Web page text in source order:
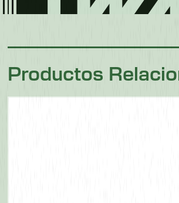
Productos